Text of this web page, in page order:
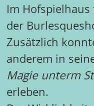
Im
der
Zusätzlich
anderem in
Magie unterm
erleben.